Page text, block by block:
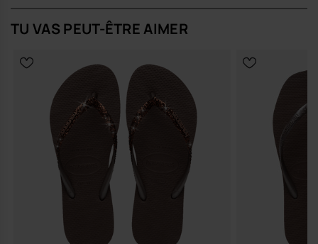
Format rectangulaire épuré, près du corps, qui conserve une
forme pratique porté à la taille comme en bandoulière.
Jeu de couleurs franches et assumées, pensé pour aller avec
tes sandales femme, tongs havaianas ou silhouettes plus
habillées.
Poche frontale en silicone à motif semelle iconique, détail
signature havaianas traité comme élément graphique.
Confort et usage
Bandoulière ajustable qui permet de moduler le porté, de la
taille au crossbody, selon tes besoins et tes tenues.
Accès immédiat à l’intérieur et à la poche extérieure, pour
garder tes indispensables à portée de main en mouvement.
TU VAS PEUT-ÊTRE AIMER